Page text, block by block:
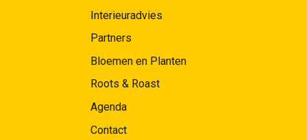
Interieuradvies
Partners
Bloemen en Planten
Roots & Roast
Agenda
Contact